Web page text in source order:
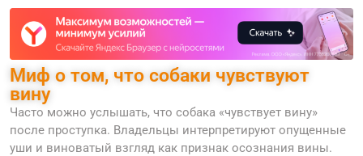
Миф о том, что собаки чувствуют
вину
Часто можно услышать, что собака «чувствует вину»
после проступка. Владельцы интерпретируют опущенные
уши и виноватый взгляд как признак осознания вины.